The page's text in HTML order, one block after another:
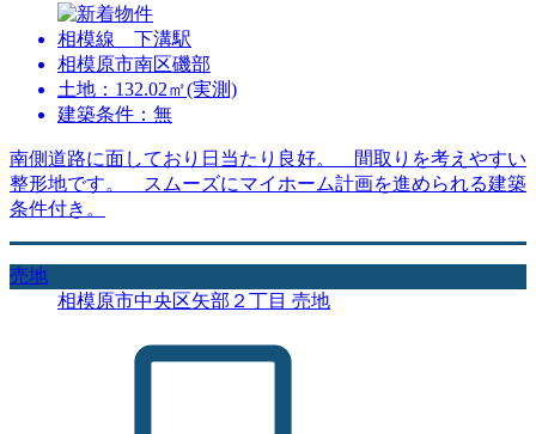
相模線 下溝駅
相模原市南区磯部
土地：132.02㎡(実測)
建築条件：無
南側道路に面しており日当たり良好。 間取りを考えやすい
整形地です。 スムーズにマイホーム計画を進められる建築
条件付き。
売地
相模原市中央区矢部２丁目 売地